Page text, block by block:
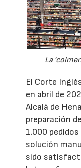
La
El Corte
en abril de
Alcalá de
preparación
1.000
solución
sido